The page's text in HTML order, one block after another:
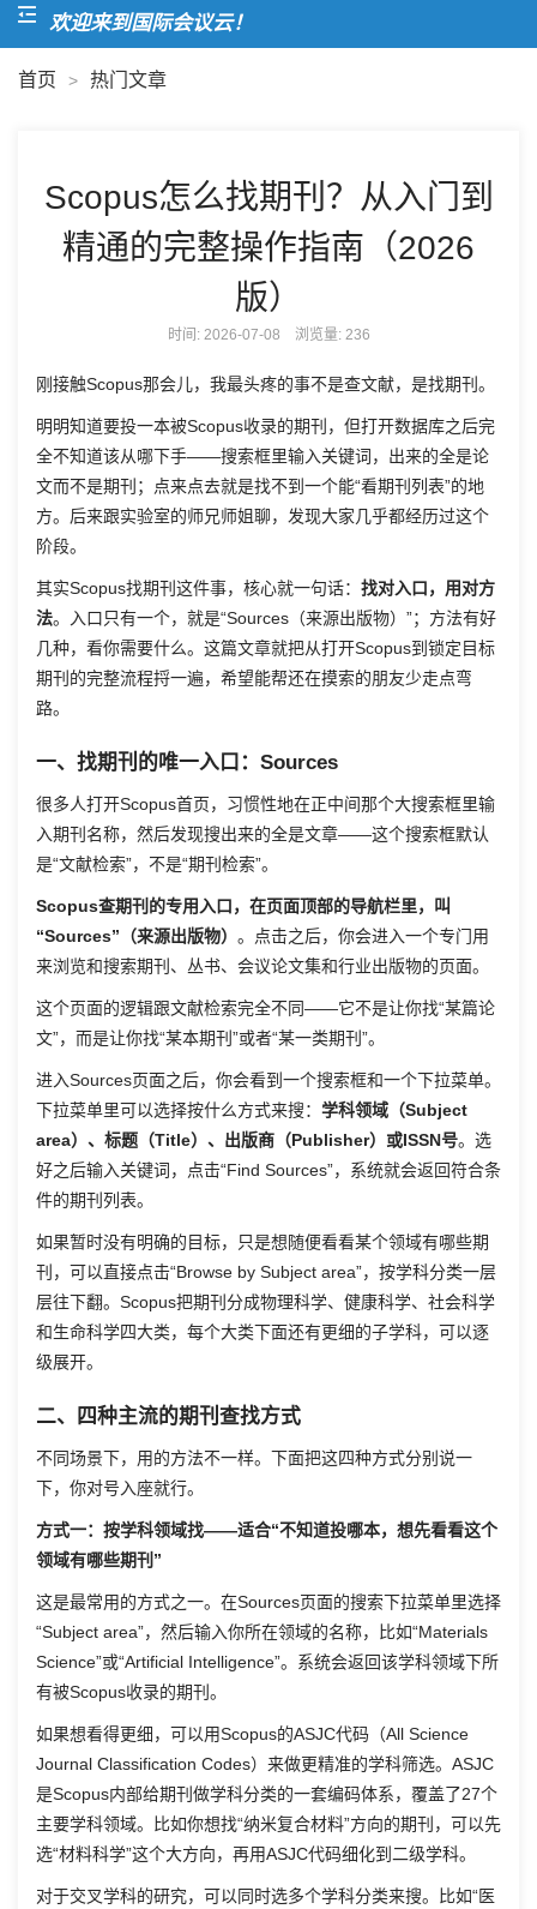
欢迎来到国际会议云！
首页 > 热门文章
Scopus怎么找期刊？从入门到
精通的完整操作指南（2026
版）
时间: 2026-07-08 浏览量: 236
刚接触Scopus那会儿，我最头疼的事不是查文献，是找期刊。
明明知道要投一本被Scopus收录的期刊，但打开数据库之后完
全不知道该从哪下手——搜索框里输入关键词，出来的全是论
文而不是期刊；点来点去就是找不到一个能“看期刊列表”的地
方。后来跟实验室的师兄师姐聊，发现大家几乎都经历过这个
阶段。
其实Scopus找期刊这件事，核心就一句话： 找对入口，用对方
法。入口只有一个，就是“Sources（来源出版物）”；方法有好
几种，看你需要什么。这篇文章就把从打开Scopus到锁定目标
期刊的完整流程捋一遍，希望能帮还在摸索的朋友少走点弯
路。
一、找期刊的唯一入口：Sources
很多人打开Scopus首页，习惯性地在正中间那个大搜索框里输
入期刊名称，然后发现搜出来的全是文章——这个搜索框默认
是“文献检索”，不是“期刊检索”。
Scopus查期刊的专用入口，在页面顶部的导航栏里，叫
“Sources”（来源出版物） 。点击之后，你会进入一个专门用
来浏览和搜索期刊、丛书、会议论文集和行业出版物的页面。
这个页面的逻辑跟文献检索完全不同——它不是让你找“某篇论
文”，而是让你找“某本期刊”或者“某一类期刊”。
进入Sources页面之后，你会看到一个搜索框和一个下拉菜单。
下拉菜单里可以选择按什么方式来搜： 学科领域（Subject
area）、标题（Title）、出版商（Publisher）或ISSN号。选
好之后输入关键词，点击“Find Sources”，系统就会返回符合条
件的期刊列表。
如果暂时没有明确的目标，只是想随便看看某个领域有哪些期
刊，可以直接点击“Browse by Subject area”，按学科分类一层
层往下翻。Scopus把期刊分成物理科学、健康科学、社会科学
和生命科学四大类，每个大类下面还有更细的子学科，可以逐
级展开。
二、四种主流的期刊查找方式
不同场景下，用的方法不一样。下面把这四种方式分别说一
下，你对号入座就行。
方式一：按学科领域找——适合“不知道投哪本，想先看看这个
领域有哪些期刊”
这是最常用的方式之一。在Sources页面的搜索下拉菜单里选择
“Subject area”，然后输入你所在领域的名称，比如“Materials
Science”或“Artificial Intelligence”。系统会返回该学科领域下所
有被Scopus收录的期刊。
如果想看得更细，可以用Scopus的ASJC代码（All Science
Journal Classification Codes）来做更精准的学科筛选。ASJC
是Scopus内部给期刊做学科分类的一套编码体系，覆盖了27个
主要学科领域。比如你想找“纳米复合材料”方向的期刊，可以先
选“材料科学”这个大方向，再用ASJC代码细化到二级学科。
对于交叉学科的研究，可以同时选多个学科分类来搜。比如“医